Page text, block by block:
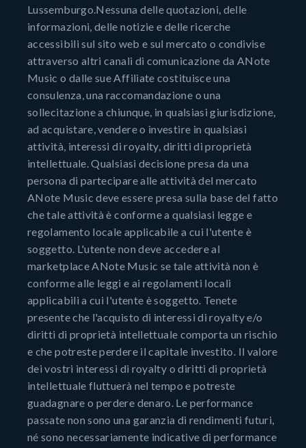
Lussemburgo.Nessuna delle quotazioni, delle
informazioni, delle notizie e delle ricerche
accessibili sul sito web e sul mercato o condivise
attraverso altri canali di comunicazione da ANote
Music o dalle sue Affiliate costituisce una
consulenza, una raccomandazione o una
sollecitazione a chiunque, in qualsiasi giurisdizione,
ad acquistare, vendere o investire in qualsiasi
attività, interessi di royalty, diritti di proprietà
intellettuale. Qualsiasi decisione presa da una
persona di partecipare alle attività del mercato
ANote Music deve essere presa sulla base del fatto
che tale attività è conforme a qualsiasi legge e
regolamento locale applicabile a cui l'utente è
soggetto. L'utente non deve accedere al
marketplace ANote Music se tale attività non è
conforme alle leggi e ai regolamenti locali
applicabili a cui l'utente è soggetto. Tenete
presente che l'acquisto di interessi di royalty e/o
diritti di proprietà intellettuale comporta un rischio
e che potreste perdere il capitale investito. Il valore
dei vostri interessi di royalty o diritti di proprietà
intellettuale fluttuerà nel tempo e potreste
guadagnare o perdere denaro. Le performance
passate non sono una garanzia di rendimenti futuri,
né sono necessariamente indicative di performance